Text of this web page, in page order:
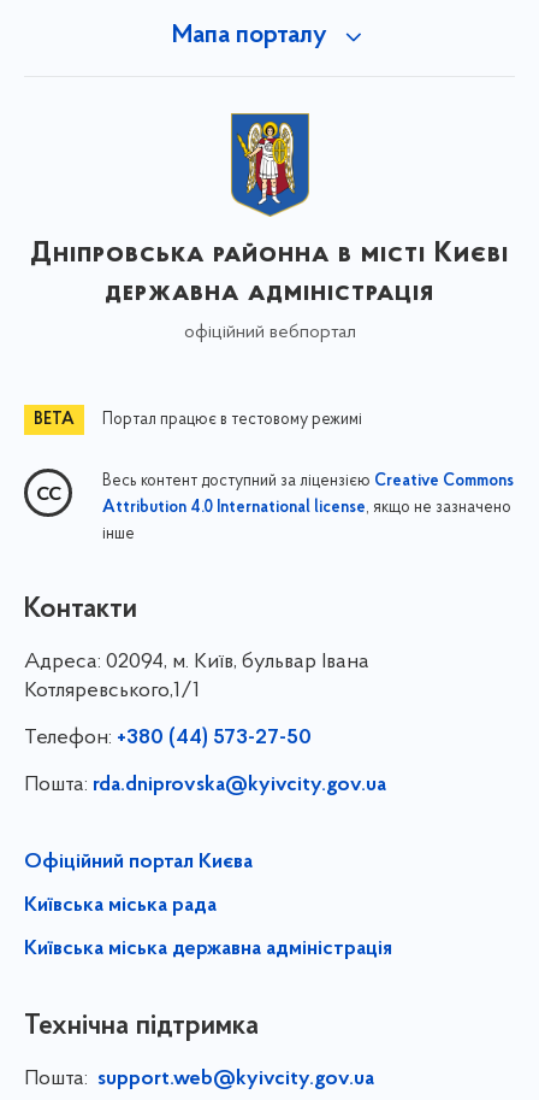
Мапа порталу
Дніпровська районна в місті Києві
державна адміністрація
офіційний вебпортал
Портал працює в тестовому режимі
Весь контент доступний за ліцензією Creative Commons
Attribution 4.0 International license, якщо не зазначено
інше
Контакти
Адреса: 02094, м. Київ, бульвар Івана
Котляревського,1/1
Телефон: +380 (44) 573-27-50
Пошта: rda.dniprovska@kyivcity.gov.ua
Офіційний портал Києва
Київська міська рада
Київська міська державна адміністрація
Технічна підтримка
Пошта: support.web@kyivcity.gov.ua